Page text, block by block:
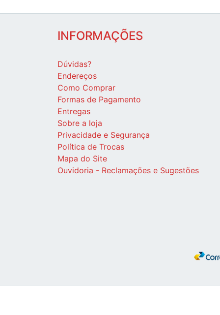
INFORMAÇÕES
Dúvidas?
Endereços
Como Comprar
Formas de Pagamento
Entregas
Sobre a loja
Privacidade e Segurança
Política de Trocas
Mapa do Site
Ouvidoria - Reclamações e Sugestões